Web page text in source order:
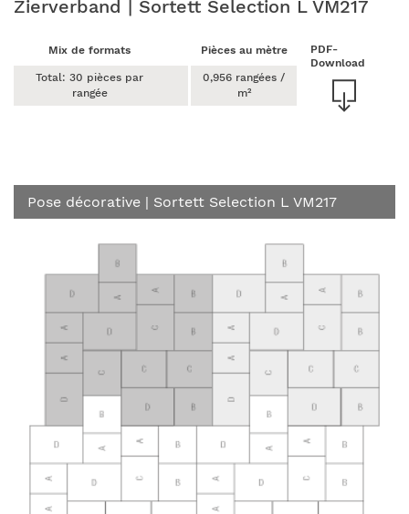
Zierverband | Sortett Selection L VM217
Mix de formats Pièces au mètre
Total: 30 pièces par
rangée
0,956 rangées /
m²
PDF-
Download
Pose décorative | Sortett Selection L VM217